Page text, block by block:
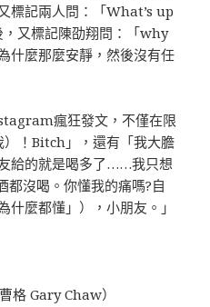
標記兩人問：「What’s up
又標記陳劭翔問：「why
麼那麼安靜，然後沒有任
瘋狂發文，不僅在限
！Bitch」，還有「我大膽
給的就是喝多了……我只想
都沒喝。你懂我的痛嗎?自
什麼都懂」），小朋友。」
格 Gary Chaw）